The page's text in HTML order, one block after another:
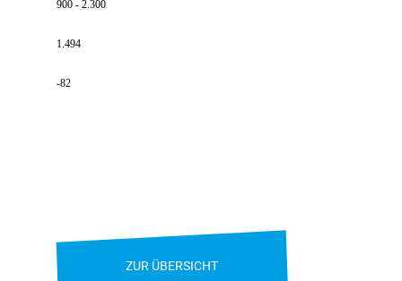
900 - 2.300
1.494
-82
ZUR ÜBERSICHT